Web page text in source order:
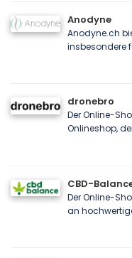
Anodyne
Anodyne.ch
insbesondere
dronebro
Der Online-
Onlineshop,
CBD-
Der Online-
an